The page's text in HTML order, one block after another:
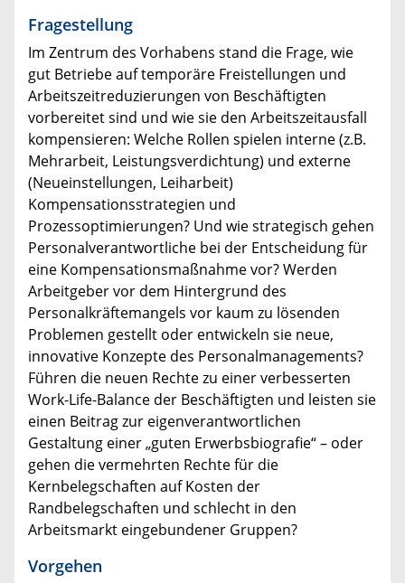
Fragestellung
Im Zentrum des Vorhabens stand die Frage, wie
gut Betriebe auf temporäre Freistellungen und
Arbeitszeitreduzierungen von Beschäftigten
vorbereitet sind und wie sie den Arbeitszeitausfall
kompensieren: Welche Rollen spielen interne (z.B.
Mehrarbeit, Leistungsverdichtung) und externe
(Neueinstellungen, Leiharbeit)
Kompensationsstrategien und
Prozessoptimierungen? Und wie strategisch gehen
Personalverantwortliche bei der Entscheidung für
eine Kompensationsmaßnahme vor? Werden
Arbeitgeber vor dem Hintergrund des
Personalkräftemangels vor kaum zu lösenden
Problemen gestellt oder entwickeln sie neue,
innovative Konzepte des Personalmanagements?
Führen die neuen Rechte zu einer verbesserten
Work-Life-Balance der Beschäftigten und leisten sie
einen Beitrag zur eigenverantwortlichen
Gestaltung einer „guten Erwerbsbiografie“ – oder
gehen die vermehrten Rechte für die
Kernbelegschaften auf Kosten der
Randbelegschaften und schlecht in den
Arbeitsmarkt eingebundener Gruppen?
Vorgehen